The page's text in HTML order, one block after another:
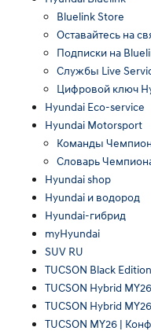
Bluelink Store
Оставайтесь на
Подписки на
Службы Live
Цифровой ключ
Hyundai Eco-service
Hyundai Motorsport
Команды
Словарь
Hyundai shop
Hyundai и водород
Hyundai-гибрид
myHyundai
SUV RU
TUCSON Black
TUCSON Hybrid
TUCSON Hybrid
TUCSON MY26 |